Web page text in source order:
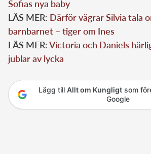
Sofias nya baby
LÄS MER: Därför vägrar Silvia tala
barnbarnet – tiger om Ines
LÄS MER:Victoria och Daniels
jublar av lycka
Lägg till Allt om Kungligtsom
Google